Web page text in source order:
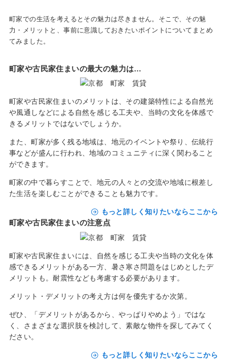
町家での生活を考えるとその魅力は尽きません。そこで、その魅
力・メリットと、事前に意識しておきたいポイントについてまとめ
てみました。
町家や古民家住まいの最大の魅力は…
町家や古民家住まいのメリットは、その建築特性による自然光
や風通しなどによる自然を感じる工夫や、当時の文化を体感で
きるメリットではないでしょうか。
また、町家が多く残る地域は、地元のイベントや祭り、伝統行
事などが盛んに行われ、地域のコミュニティに深く関わること
ができます。
町家の中で暮らすことで、地元の人々との交流や地域に根差し
た生活を楽しむことができることも魅力です。
もっと詳しく知りたいならここから
町家や古民家住まいの注意点
町家や古民家住まいには、自然を感じる工夫や当時の文化を体
感できるメリットがある一方、暑さ寒さ問題をはじめとしたデ
メリットも。耐震性なども考慮する必要があります。
メリット・デメリットの考え方は何を優先するか次第。
ぜひ、「デメリットがあるから、やっぱりやめよう」ではな
く、さまざまな選択肢を検討して、素敵な物件を探してみてく
ださい。
もっと詳しく知りたいならここから